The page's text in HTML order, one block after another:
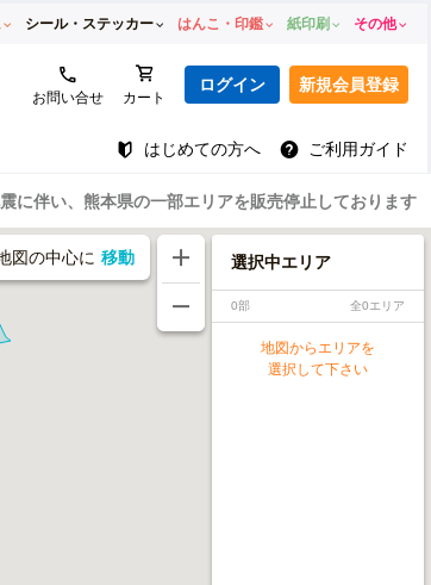
シール・ステッカー はんこ・印鑑 紙印刷 その他
お問い合せ カート
ログイン 新規会員登録
はじめての方へ ご利用ガイド
に伴い、熊本県の一部エリアを販売停止しております
図の中心に 移動 選択中エリア
0部 全0エリア
地図からエリアを
選択して下さい